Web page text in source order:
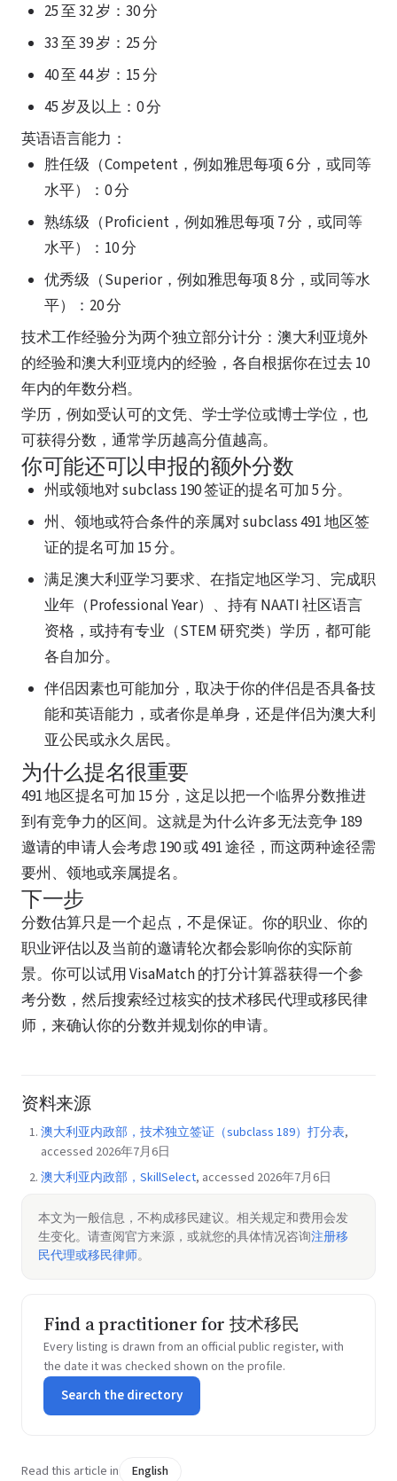
25 至 32 岁：30 分
33 至 39 岁：25 分
40 至 44 岁：15 分
45 岁及以上：0 分
英语语言能力：
胜任级（Competent，例如雅思每项 6 分，或同等
水平）：0 分
熟练级（Proficient，例如雅思每项 7 分，或同等
水平）：10 分
优秀级（Superior，例如雅思每项 8 分，或同等水
平）：20 分
技术工作经验分为两个独立部分计分：澳大利亚境外
的经验和澳大利亚境内的经验，各自根据你在过去 10
年内的年数分档。
学历，例如受认可的文凭、学士学位或博士学位，也
可获得分数，通常学历越高分值越高。
你可能还可以申报的额外分数
州或领地对 subclass 190 签证的提名可加 5 分。
州、领地或符合条件的亲属对 subclass 491 地区签
证的提名可加 15 分。
满足澳大利亚学习要求、在指定地区学习、完成职
业年（Professional Year）、持有 NAATI 社区语言
资格，或持有专业（STEM 研究类）学历，都可能
各自加分。
伴侣因素也可能加分，取决于你的伴侣是否具备技
能和英语能力，或者你是单身，还是伴侣为澳大利
亚公民或永久居民。
为什么提名很重要
491 地区提名可加 15 分，这足以把一个临界分数推进
到有竞争力的区间。这就是为什么许多无法竞争 189
邀请的申请人会考虑 190 或 491 途径，而这两种途径需
要州、领地或亲属提名。
下一步
分数估算只是一个起点，不是保证。你的职业、你的
职业评估以及当前的邀请轮次都会影响你的实际前
景。你可以试用 VisaMatch 的打分计算器获得一个参
考分数，然后搜索经过核实的技术移民代理或移民律
师，来确认你的分数并规划你的申请。
资料来源
澳大利亚内政部，技术独立签证（subclass 189）打分表,
accessed 2026年7月6日
澳大利亚内政部，SkillSelect, accessed 2026年7月6日
本文为一般信息，不构成移民建议。相关规定和费用会发
生变化。请查阅官方来源，或就您的具体情况咨询注册移
民代理或移民律师。
Find a practitioner for 技术移民
Every listing is drawn from an official public register, with
the date it was checked shown on the profile.
Search the directory
Read this article in English